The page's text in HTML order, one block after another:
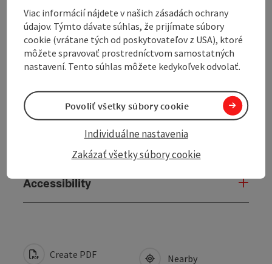
Room / Holiday Appartement
Prices
Arrival
Accessibility
Create PDF Nearby
Viac informácií nájdete v našich zásadách ochrany
údajov. Týmto dávate súhlas, že prijímate súbory
cookie (vrátane tých od poskytovateľov z USA), ktoré
môžete spravovať prostredníctvom samostatných
nastavení. Tento súhlas môžete kedykoľvek odvolať.
Zakázať všetky súbory cookie
Individuálne nastavenia
Povoliť všetky súbory cookie